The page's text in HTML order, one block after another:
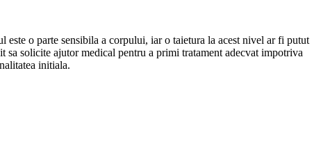
o parte sensibila a corpului, iar o taietura la acest nivel ar fi putut
sa solicite ajutor medical pentru a primi tratament adecvat impotriva
initiala.